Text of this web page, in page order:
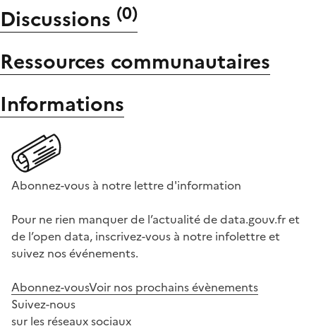
Discussions (0)
Ressources communautaires
Informations
Abonnez-vous à notre lettre d'information
Pour ne rien manquer de l’actualité de data.gouv.fr et
de l’open data, inscrivez-vous à notre infolettre et
suivez nos événements.
Abonnez-vousVoir nos prochains évènements
Suivez-nous
sur les réseaux sociaux